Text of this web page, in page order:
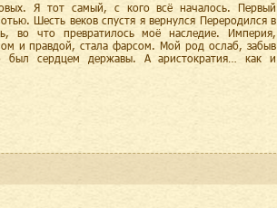
Я тот самый, с кого всё началось. Первый
Шесть веков спустя я вернулся Переродился в
во что превратилось моё наследие. Империя,
и правдой, стала фарсом. Мой род ослаб, забыв
был сердцем державы. А аристократия… как и